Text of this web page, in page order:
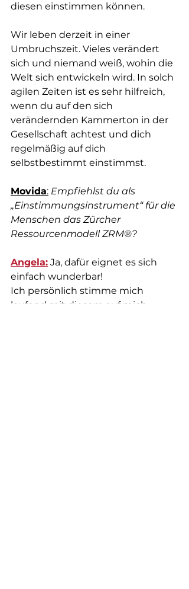
diesen einstimmen können.
Wir leben derzeit in einer
Umbruchszeit. Vieles verändert
sich und niemand weiß, wohin die
Welt sich entwickeln wird. In solch
agilen Zeiten ist es sehr hilfreich,
wenn du auf den sich
verändernden Kammerton in der
Gesellschaft achtest und dich
regelmäßig auf dich
selbstbestimmt einstimmst.
Movida: Empfiehlst du als
„Einstimmungsinstrument“ für die
Menschen das Zürcher
Ressourcenmodell ZRM®?
Angela: Ja, dafür eignet es sich
einfach wunderbar!
Ich persönlich stimme mich
laufend mit diesem auf mich